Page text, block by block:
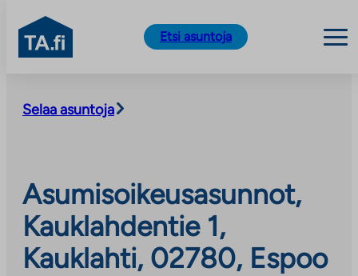
sisältöön
TA.fi
Etsi asuntoja
Selaa asuntoja
Asumisoikeusasunnot,
Kauklahdentie 1,
Kauklahti, 02780, Espoo